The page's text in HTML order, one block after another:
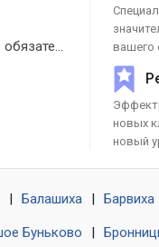
Знакомства без обязательств
вашего
новых
новый
Балашиха Барвиха
Буньково